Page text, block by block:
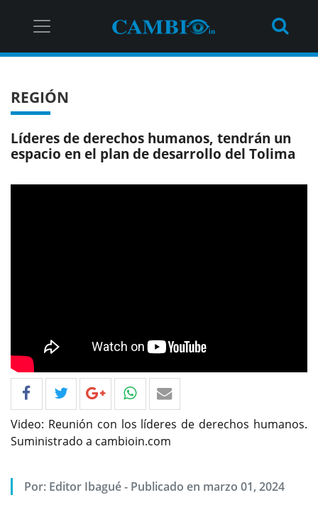
REGIÓN
Líderes de derechos humanos, tendrán un
espacio en el plan de desarrollo del Tolima
Video: Reunión con los líderes de derechos humanos.
Suministrado a cambioin.com
Por: Editor Ibagué - Publicado en marzo 01, 2024